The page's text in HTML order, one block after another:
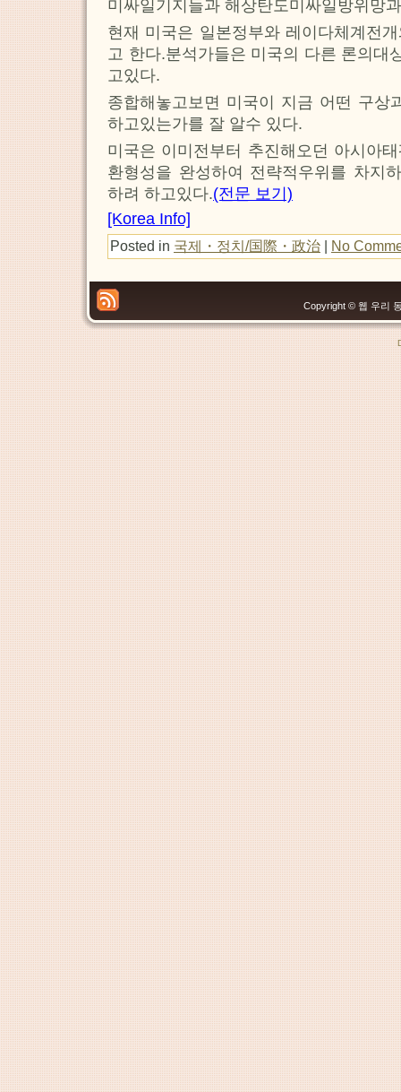
미싸일기지들과 해상탄도미싸일방위망
현재 미국은 일본정부와 레이다체계전
고 한다.분석가들은 미국의 다른 론의대
고있다.
종합해놓고보면 미국이 지금 어떤 구상
하고있는가를 잘 알수 있다.
미국은 이미전부터 추진해오던 아시아
환형성을 완성하여 전략적우위를 차지
하려 하고있다.(전문 보기)
[Korea Info]
Posted in 국제・정치/国際・政治 No
Copyright © 웹 우리